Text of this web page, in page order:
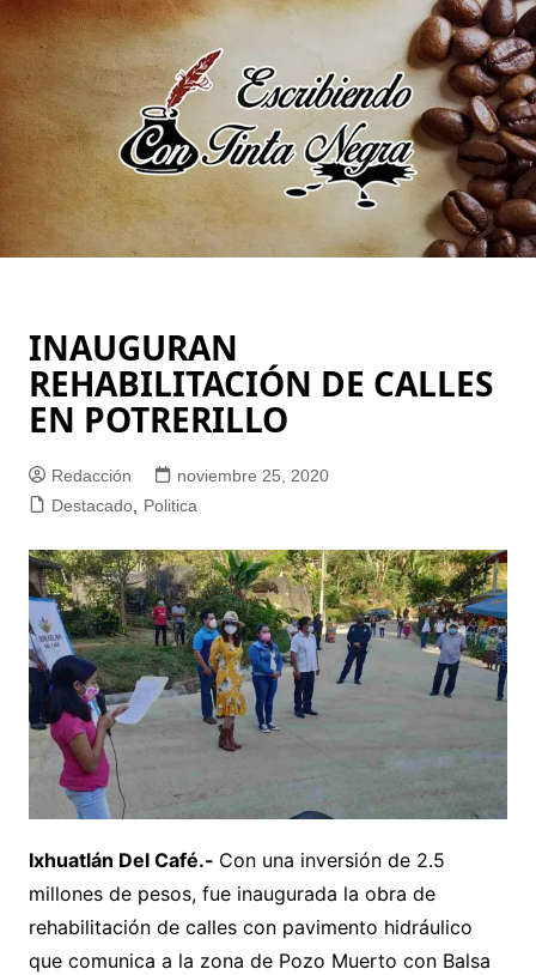
Saltar
al
contenido
INAUGURAN
REHABILITACIÓN DE CALLES
EN POTRERILLO
Redacción
noviembre 25, 2020
Destacado, Politica
Ixhuatlán Del Café.- Con una inversión de 2.5
millones de pesos, fue inaugurada la obra de
rehabilitación de calles con pavimento hidráulico
que comunica a la zona de Pozo Muerto con Balsa